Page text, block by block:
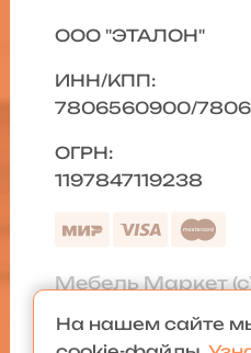
ООО "ЭТАЛОН"
ИНН/КПП:
7806560900/
ОГРН:
1197847119238
Мебель Маркет
Политика
На нашем сайте